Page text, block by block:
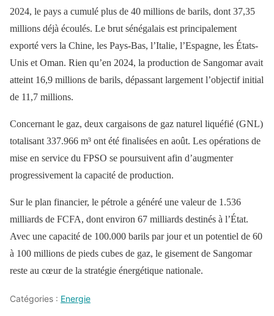
2024, le pays a cumulé plus de 40 millions de barils, dont 37,35
millions déjà écoulés. Le brut sénégalais est principalement
exporté vers la Chine, les Pays-Bas, l’Italie, l’Espagne, les États-
Unis et Oman. Rien qu’en 2024, la production de Sangomar avait
atteint 16,9 millions de barils, dépassant largement l’objectif initial
de 11,7 millions.
Concernant le gaz, deux cargaisons de gaz naturel liquéfié (GNL)
totalisant 337.966 m³ ont été finalisées en août. Les opérations de
mise en service du FPSO se poursuivent afin d’augmenter
progressivement la capacité de production.
Sur le plan financier, le pétrole a généré une valeur de 1.536
milliards de FCFA, dont environ 67 milliards destinés à l’État.
Avec une capacité de 100.000 barils par jour et un potentiel de 60
à 100 millions de pieds cubes de gaz, le gisement de Sangomar
reste au cœur de la stratégie énergétique nationale.
Catégories : Energie